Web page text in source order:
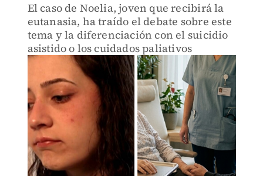
El caso de Noelia, joven que recibirá la
eutanasia, ha traído el debate sobre este
tema y la diferenciación con el suicidio
asistido o los cuidados paliativos